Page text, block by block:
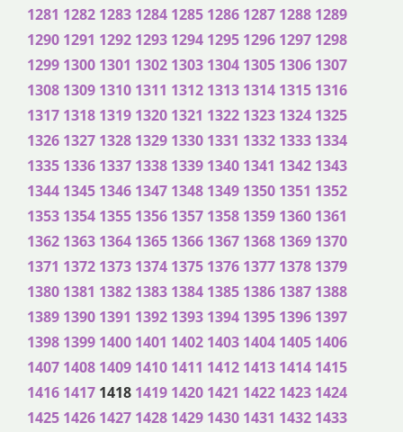
1281 1282 1283 1284 1285 1286 1287 1288 1289
1290 1291 1292 1293 1294 1295 1296 1297 1298
1299 1300 1301 1302 1303 1304 1305 1306 1307
1308 1309 1310 1311 1312 1313 1314 1315 1316
1317 1318 1319 1320 1321 1322 1323 1324 1325
1326 1327 1328 1329 1330 1331 1332 1333 1334
1335 1336 1337 1338 1339 1340 1341 1342 1343
1344 1345 1346 1347 1348 1349 1350 1351 1352
1353 1354 1355 1356 1357 1358 1359 1360 1361
1362 1363 1364 1365 1366 1367 1368 1369 1370
1371 1372 1373 1374 1375 1376 1377 1378 1379
1380 1381 1382 1383 1384 1385 1386 1387 1388
1389 1390 1391 1392 1393 1394 1395 1396 1397
1398 1399 1400 1401 1402 1403 1404 1405 1406
1407 1408 1409 1410 1411 1412 1413 1414 1415
1416 1417 1418 1419 1420 1421 1422 1423 1424
1425 1426 1427 1428 1429 1430 1431 1432 1433